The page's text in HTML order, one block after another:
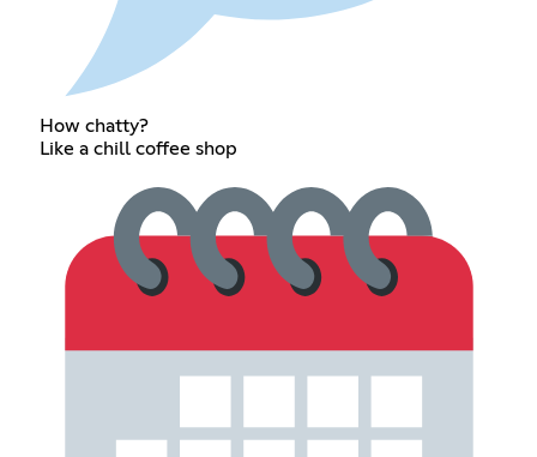
How chatty?
Like a chill coffee shop